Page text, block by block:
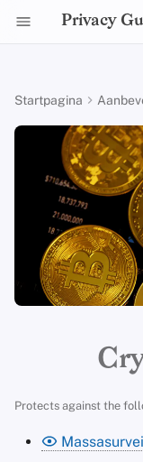
Privacy
o
e
Waarom privacy
belangrijk is
Veel
bedreigingen
Veel
Account
Technologie
DNS Filtering
Email Servers
File
Tor Browser
Desktop
Mobiele
Cloud opslag
Data Removal
DNS-resolvers
Email Aliasing
Email Diensten
Financiële
Zoekmachines
Monero
Monero wallets
Monero nodes
Buying Monero
Criteria
Mobiele
Security Keys
Android
Desktop/PC
Router
Alternative
Device Integrity
Activist Toolbox
Legal Resources
Over Privacy
Teamleden
Beleidstukken
Gemeenschap
Startpagina
Protects against the